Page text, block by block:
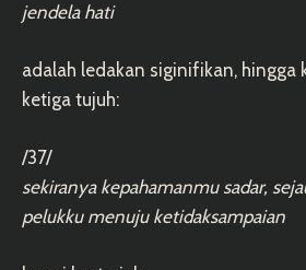
jendela hati
adalah ledakan siginifikan, hingga
ketiga tujuh:
/37/
sekiranya kepahamanmu sadar,
pelukku menuju ketidaksampaian